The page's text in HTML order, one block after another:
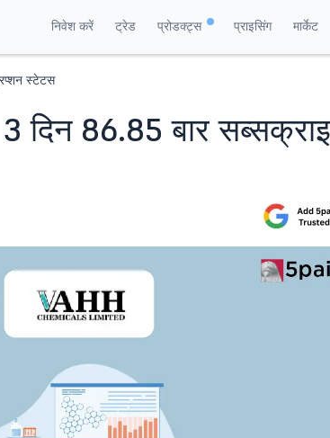
निवेश करें ट्रेड प्रोडक्ट्स प्राइसिंग मार्केट
स्टेटस
दिन 86.85 बार